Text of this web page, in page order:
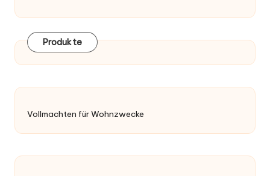
Produkte
Vollmachten für Wohnzwecke